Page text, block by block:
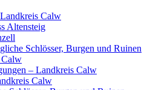
Calw
Altensteig
Schlösser, Burgen und Ruinen
Calw
– Landkreis Calw
Calw